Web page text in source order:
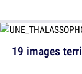
19 images